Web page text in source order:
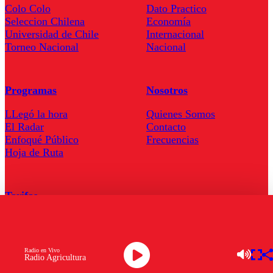
Radio Agricultura
Radio en Vivo
Colo Colo
Seleccion Chilena
Universidad de Chile
Torneo Nacional
Dato Practico
Economía
Internacional
Nacional
Programas
LLegó la hora
El Radar
Enfoqué Público
Hoja de Ruta
Nosotros
Quienes Somos
Contacto
Frecuencias
Tarifas